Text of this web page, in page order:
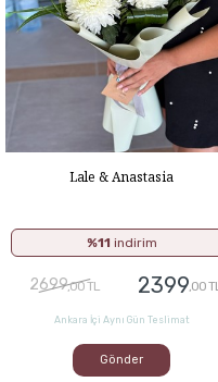
Lale & Anastasia
%11 indirim
2699,00 TL 2399,00 TL
Ankara İçi Aynı Gün Teslimat
Gönder